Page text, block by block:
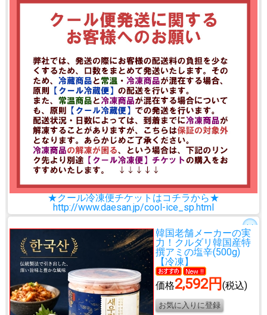
★クール冷凍便チケットはコチラから★
http://www.daesan.jp/cool-ice_sp.html
韓国老舗メーカーの実
力！ クルダリ韓国産特
撰アミの塩辛(500g)
【冷凍】
価格2,592円 (税込)